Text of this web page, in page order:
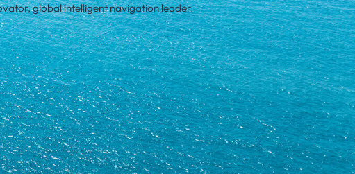
global intelligent navigation leader.